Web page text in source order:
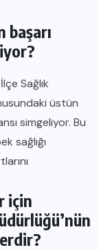
başarı
Sağlık
üstün
simgeliyor. Bu
sağlığı
için